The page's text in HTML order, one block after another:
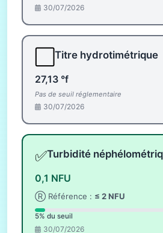
30/07/2026
Titre hydrotimétrique
27,13 °f
Pas de seuil réglementaire
30/07/2026
✅Turbidité
0,1 NFU
Ⓡ Référence : ≤ 2 NFU
5% du seuil
30/07/2026